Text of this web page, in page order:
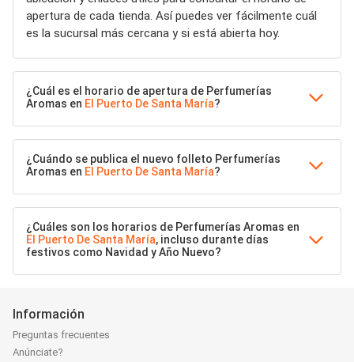
apertura de cada tienda. Así puedes ver fácilmente cuál
es la sucursal más cercana y si está abierta hoy.
¿Cuál es el horario de apertura de Perfumerías
Aromas en El Puerto De Santa María?
¿Cuándo se publica el nuevo folleto Perfumerías
Aromas en El Puerto De Santa María?
¿Cuáles son los horarios de Perfumerías Aromas en
El Puerto De Santa María, incluso durante días
festivos como Navidad y Año Nuevo?
Información
Preguntas frecuentes
Anúnciate?